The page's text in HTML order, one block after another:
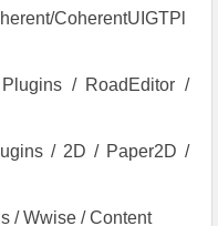
CoherentUIGTPl
/ RoadEditor /
/ 2D / Paper2D /
/ Wwise / Content